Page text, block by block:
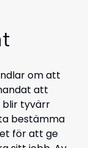
om att
att
blir tyvärr
bestämma
för att ge